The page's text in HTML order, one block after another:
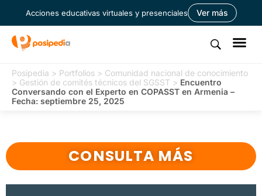
Acciones educativas virtuales y presenciales Ver más
Posipedia > Portfolios > Comunidad nacional de conocimiento
> Gestión de comités técnicos del SGSST > Encuentro
Conversando con el Experto en COPASST en Armenia –
Fecha: septiembre 25, 2025
CONSULTA MÁS